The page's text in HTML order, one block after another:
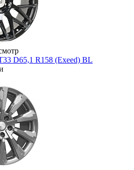
D65,1 R158 (Exeed) BL